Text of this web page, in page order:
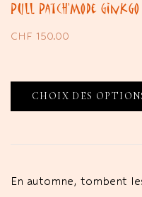
Pull Patch’Mode Ginkgo
CHF 150.00
CHOIX DES
En automne, tombent